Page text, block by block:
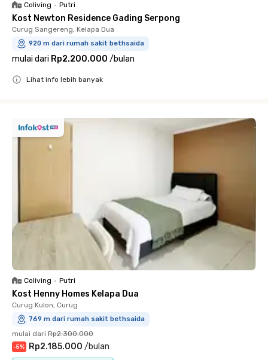
Coliving • Putri
Kost Newton Residence Gading Serpong
Curug Sangereng, Kelapa Dua
920 m dari rumah sakit bethsaida
mulai dari Rp2.200.000 /bulan
Lihat info lebih banyak
Coliving • Putri
Kost Henny Homes Kelapa Dua
Curug Kulon, Curug
769 m dari rumah sakit bethsaida
mulai dari Rp2.300.000
-5% Rp2.185.000 /bulan